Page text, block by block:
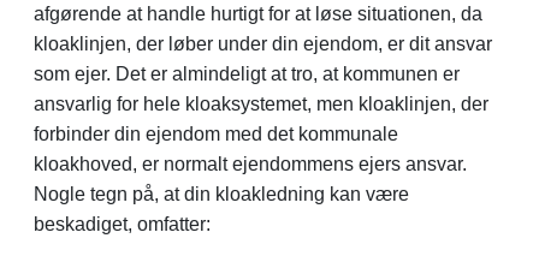
afgørende at handle hurtigt for at løse situationen, da
kloaklinjen, der løber under din ejendom, er dit ansvar
som ejer. Det er almindeligt at tro, at kommunen er
ansvarlig for hele kloaksystemet, men kloaklinjen, der
forbinder din ejendom med det kommunale
kloakhoved, er normalt ejendommens ejers ansvar.
Nogle tegn på, at din kloakledning kan være
beskadiget, omfatter: